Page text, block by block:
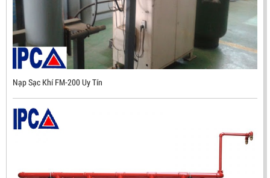
Nạp Sạc Khí FM-200 Uy Tín